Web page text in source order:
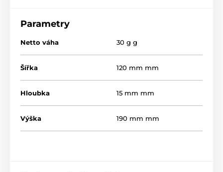
Parametry
Netto váha 30 g g
Šířka 120 mm mm
Hloubka 15 mm mm
Výška 190 mm mm